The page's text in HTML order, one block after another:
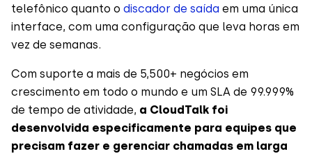
telefônico quanto o discador de saída em uma única
interface, com uma configuração que leva horas em
vez de semanas.
Com suporte a mais de 5,500+ negócios em
crescimento em todo o mundo e um SLA de 99.999%
de tempo de atividade, a CloudTalk foi
desenvolvida especificamente para equipes que
precisam fazer e gerenciar chamadas em larga